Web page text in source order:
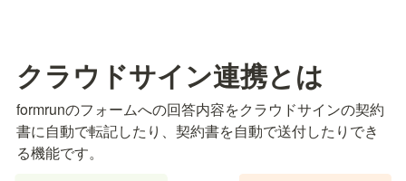
クラウドサイン連携とは
formrunのフォームへの回答内容をクラウドサインの契約
書に自動で転記したり、契約書を自動で送付したりでき
る機能です。